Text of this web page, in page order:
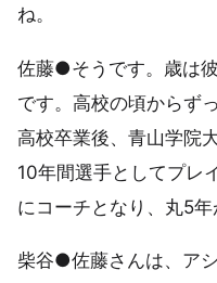
ね。
佐藤●そうです。歳は
です。高校の頃からず
高校卒業後、青山学院
10年間選手としてプレ
にコーチとなり、丸5年
柴谷●佐藤さんは、ア